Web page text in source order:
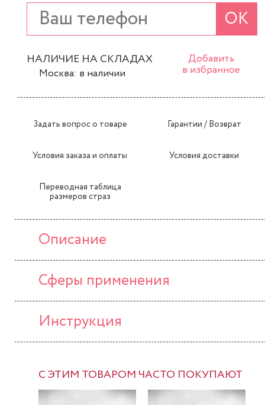
ОК
НАЛИЧИЕ НА СКЛАДАХ
Москва: в наличии
Добавить
в избранное
Задать вопрос о товаре Гарантии / Возврат
Условия заказа и оплаты Условия доставки
Переводная таблица
размеров страз
Описание
Сферы применения
Инструкция
С ЭТИМ ТОВАРОМ ЧАСТО ПОКУПАЮТ